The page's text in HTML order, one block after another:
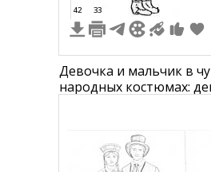
42 33 2 1
Девочка и мальчик в
народных костюмах:
рубашке с узорами,
шляпе.